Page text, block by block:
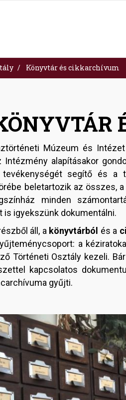
Könyvtár és cikkarchívum
Múzeum és
alapításakor
segítő és a
beletartozik az összes,
minden
is igyekszünk dokumentálni.
áll, a könyvtárból és a
a
Történeti Osztály kezeli.
kapcsolatos
gyűjti.